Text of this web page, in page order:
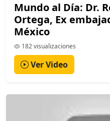
Mundo al Día: Dr.
Ortega, Ex
México
182 visualizaciones
Ver Video